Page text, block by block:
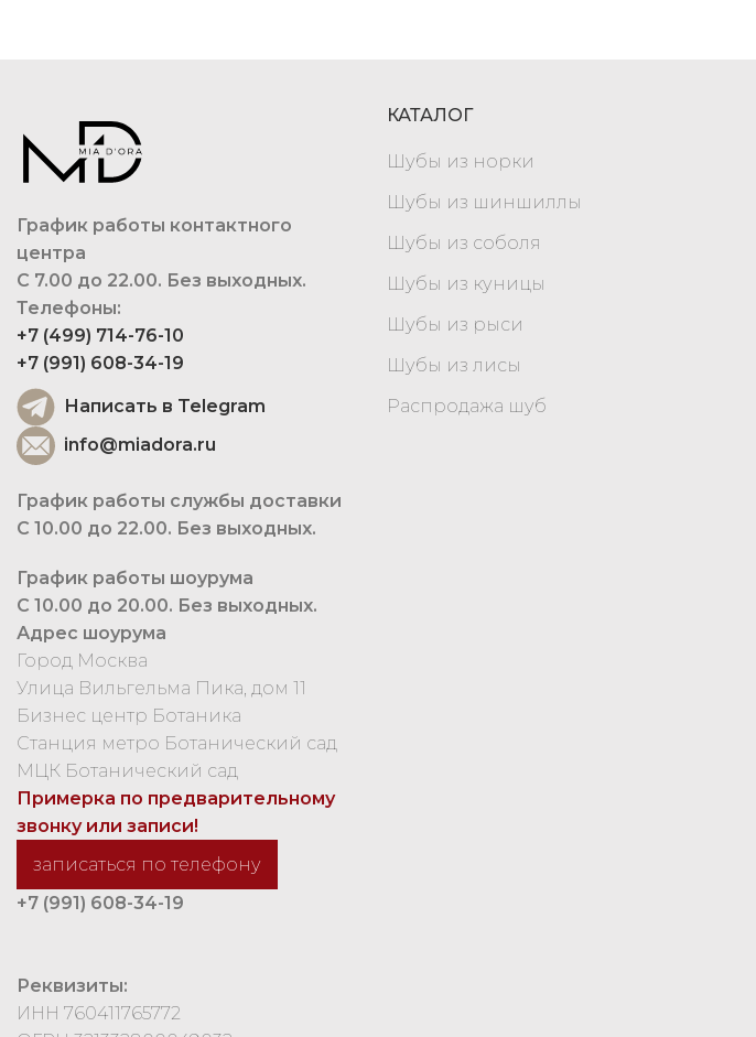
График работы контактного
центра
С 7.00 до 22.00. Без выходных.
Телефоны:
+7 (499) 714-76-10
+7 (991) 608-34-19
Написать в Telegram
info@miadora.ru
График работы службы доставки
С 10.00 до 22.00. Без выходных.
График работы шоурума
С 10.00 до 20.00. Без выходных.
Адрес шоурума
Город Москва
Улица Вильгельма Пика, дом 11
Бизнес центр Ботаника
Станция метро Ботанический сад
МЦК Ботанический сад
Примерка по предварительному
звонку или записи!
записаться по телефону
+7 (991) 608-34-19
Реквизиты:
ИНН 760411765772
КАТАЛОГ
Шубы из норки
Шубы из шиншиллы
Шубы из соболя
Шубы из куницы
Шубы из рыси
Шубы из лисы
Распродажа шуб